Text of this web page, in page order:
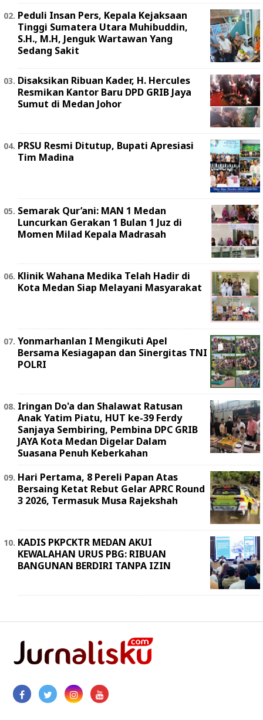
Peduli Insan Pers, Kepala Kejaksaan
Tinggi Sumatera Utara Muhibuddin,
S.H., M.H, Jenguk Wartawan Yang
Sedang Sakit
Disaksikan Ribuan Kader, H. Hercules
Resmikan Kantor Baru DPD GRIB Jaya
Sumut di Medan Johor
PRSU Resmi Ditutup, Bupati Apresiasi
Tim Madina
Semarak Qur’ani: MAN 1 Medan
Luncurkan Gerakan 1 Bulan 1 Juz di
Momen Milad Kepala Madrasah
Klinik Wahana Medika Telah Hadir di
Kota Medan Siap Melayani Masyarakat
Yonmarhanlan I Mengikuti Apel
Bersama Kesiagapan dan Sinergitas TNI
POLRI
Iringan Do'a dan Shalawat Ratusan
Anak Yatim Piatu, HUT ke-39 Ferdy
Sanjaya Sembiring, Pembina DPC GRIB
JAYA Kota Medan Digelar Dalam
Suasana Penuh Keberkahan
Hari Pertama, 8 Pereli Papan Atas
Bersaing Ketat Rebut Gelar APRC Round
3 2026, Termasuk Musa Rajekshah
KADIS PKPCKTR MEDAN AKUI
KEWALAHAN URUS PBG: RIBUAN
BANGUNAN BERDIRI TANPA IZIN